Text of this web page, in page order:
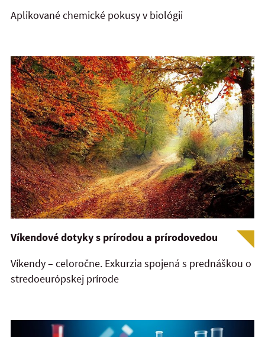
Aplikované chemické pokusy v biológii
Víkendové dotyky s prírodou a prírodovedou
Víkendy – celoročne. Exkurzia spojená s prednáškou o
stredoeurópskej prírode